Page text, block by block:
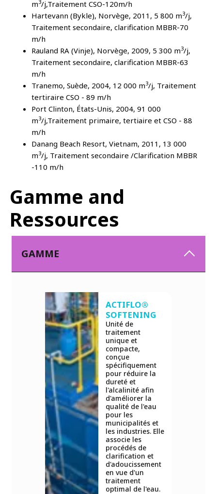
m3/j,Traitement CSO-120m/h
Hartevann (Bykle), Norvège, 2011, 5 800 m3/j,
Traitement secondaire, clarification MBBR-70
m/h
Rauland RA (Vinje), Norvège, 2009, 5 300 m3/j,
Traitement secondaire, clarification MBBR-63
m/h
Tranemo, Suède, 2004, 12 000 m3/j, Traitement
tertiraire CSO - 89 m/h
Port Clinton, États-Unis, 2004, 91 000
m3/j,Traitement primaire, tertiaire et CSO - 88
m/h
Danang Beach Resort, Vietnam, 2011, 13 000
m3/j, Traitement secondaire /Clarification MBBR
-110 m/h
Gamme and
Ressources
GAMME
ACTIFLO®
SOFTENING
Unité de
traitement
unique et
compacte,
conçue
spécifiquement
pour réduire la
dureté et
l'alcalinité afin
d'améliorer la
qualité de l'eau
pour les
municipalités et
les industries. Elle
associe les
procédés de
clarification et
d'adoucissement
en vue d'un
traitement
optimal de l'eau.